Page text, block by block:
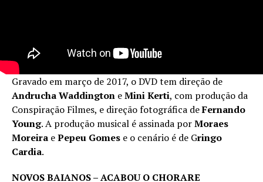
Gravado em março de 2017, o DVD tem direção de
Andrucha Waddington eMini Kerti, com produção da
Conspiração Filmes, e direção fotográfica deFernando
Young. A produção musical é assinada porMoraes
Moreira ePepeu Gomes e o cenário é de Gringo
Cardia.
NOVOS BAIANOS – ACABOU O CHORARE